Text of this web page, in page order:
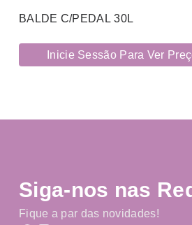
BALDE C/PEDAL 30L
Inicie Sessão Para Ver
Siga-nos nas
Fique a par das novidades!